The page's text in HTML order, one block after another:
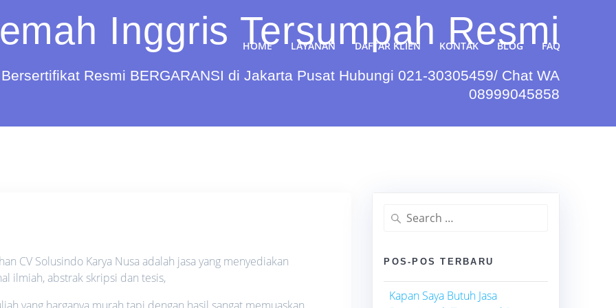
HOME LAYANAN DAFTAR KLIEN KONTAK BLOG FAQ
Inggris Tersumpah Resmi
Resmi BERGARANSI di Jakarta Pusat Hubungi 021-30305459/ Chat WA
08999045858
CV Solusindo Karya Nusa adalah jasa yang menyediakan
ilmiah, abstrak skripsi dan tesis,
Search
for:
POS-POS TERBARU
Kapan Saya Butuh Jasa